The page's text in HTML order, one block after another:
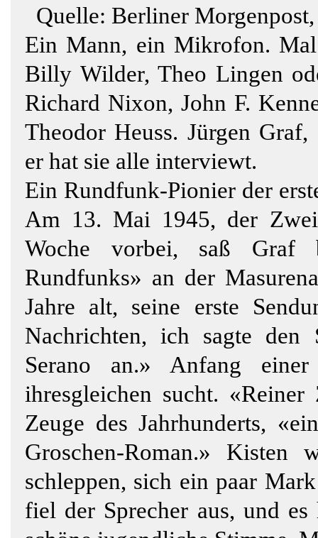
Quelle: Berliner
Ein Mann, ein Mikrofon.
Billy Wilder, Theo Lingen
Richard Nixon, John F.
Theodor Heuss. Jürgen
er hat sie alle interviewt.
Ein Rundfunk-Pionier der
Am 13. Mai 1945, der
Woche vorbei, saß Graf
Rundfunks» an der
Jahre alt, seine erste
Nachrichten, ich sagte den
Serano an.» Anfang
ihresgleichen sucht.
Zeuge des Jahrhunderts,
Groschen-Roman.»
schleppen, sich ein paar
fiel der Sprecher aus, und